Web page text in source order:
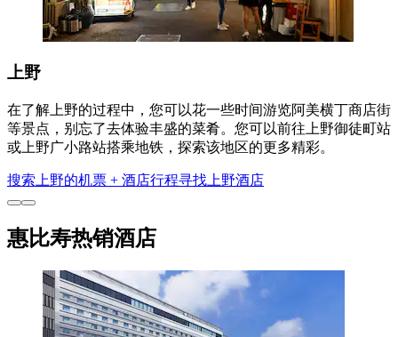
上野
在了解上野的过程中，您可以花一些时间游览阿美横丁商店街
等景点，别忘了去体验丰盛的菜肴。您可以前往上野御徒町站
或上野广小路站搭乘地铁，探索该地区的更多精彩。
搜索上野的机票 + 酒店行程寻找上野酒店
惠比寿热销酒店